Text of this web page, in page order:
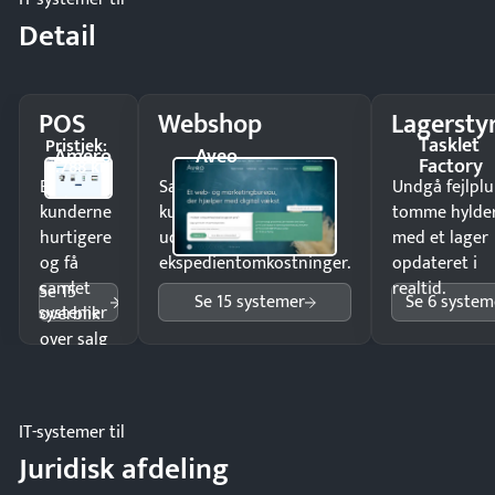
Detail
POS
Amero
Pristjek:
4.788 kr
Ekspedér
kunderne
hurtigere
og få
samlet
overblik
over salg
Se 15
systemer
Webshop
Aveo
Sælg produkter 24/7 til
kunder i hele landet
uden
ekspedientomkostninger.
Se 15 systemer
Tasklet
Factory
Undgå
tomme
med et lager
opdateret i
realtid.
Se 6
IT-systemer til
Juridisk afdeling